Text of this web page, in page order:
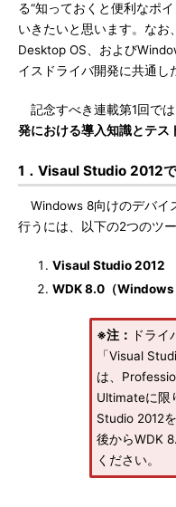
る“知っておくと便利なポ
いきたいと思います。な
Desktop OS、および
イスドライバ開発に共通し
記念すべき連載第1回では
発における導入知識とテス
1．Visaul Studio 2012
Windows 8向けのデバイ
行うには、以下の2つのツ
Visaul Studio 2012
WDK 8.0（Windows
※注：
ドライ
「Visual
は、
Ultimateに限
Studio 2012
後からWDK
ください。